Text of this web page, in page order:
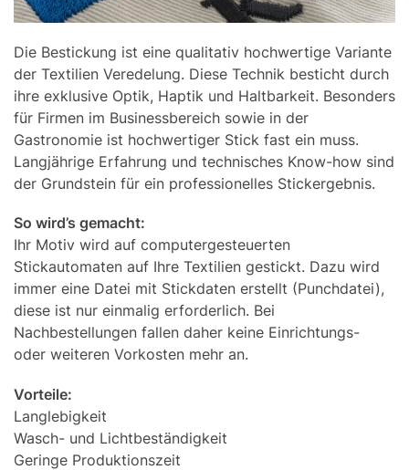
Die Bestickung ist eine qualitativ hochwertige Variante
der Textilien Veredelung. Diese Technik besticht durch
ihre exklusive Optik, Haptik und Haltbarkeit. Besonders
für Firmen im Businessbereich sowie in der
Gastronomie ist hochwertiger Stick fast ein muss.
Langjährige Erfahrung und technisches Know-how sind
der Grundstein für ein professionelles Stickergebnis.
So wird’s gemacht:
Ihr Motiv wird auf computergesteuerten
Stickautomaten auf Ihre Textilien gestickt. Dazu wird
immer eine Datei mit Stickdaten erstellt (Punchdatei),
diese ist nur einmalig erforderlich. Bei
Nachbestellungen fallen daher keine Einrichtungs-
oder weiteren Vorkosten mehr an.
Vorteile:
Langlebigkeit
Wasch- und Lichtbeständigkeit
Geringe Produktionszeit